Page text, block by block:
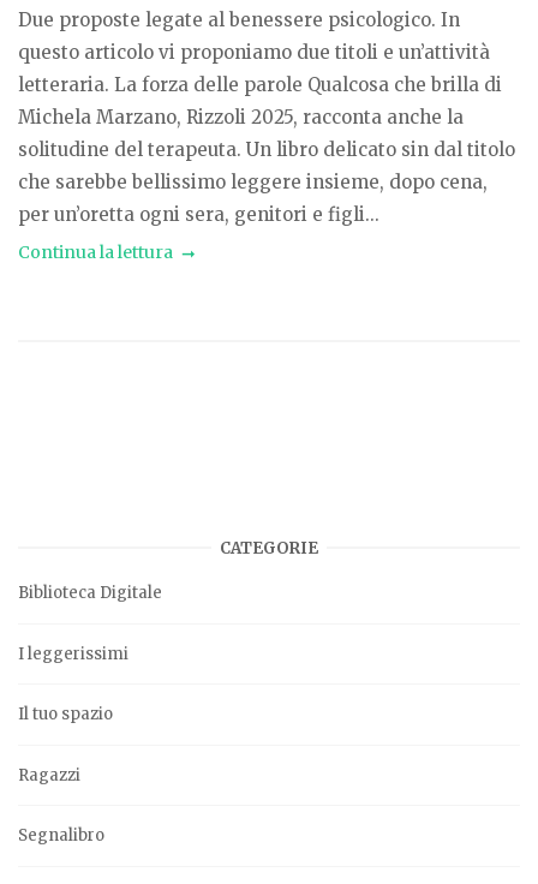
Due proposte legate al benessere psicologico. In
questo articolo vi proponiamo due titoli e un’attività
letteraria. La forza delle parole Qualcosa che brilla di
Michela Marzano, Rizzoli 2025, racconta anche la
solitudine del terapeuta. Un libro delicato sin dal titolo
che sarebbe bellissimo leggere insieme, dopo cena,
per un’oretta ogni sera, genitori e figli...
Continua la lettura
CATEGORIE
Biblioteca Digitale
I leggerissimi
Il tuo spazio
Ragazzi
Segnalibro